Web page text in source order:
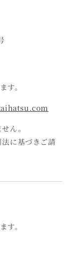
す。
ん。
に基づきご請
す。